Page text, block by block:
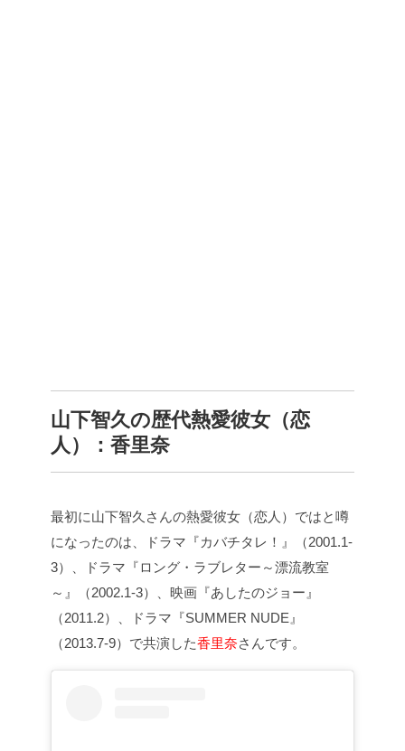
山下智久の歴代熱愛彼女（恋
人）：香里奈
最初に山下智久さんの熱愛彼女（恋人）ではと噂
になったのは、ドラマ『カバチタレ！』（2001.1-
3）、ドラマ『ロング・ラブレター～漂流教室
～』（2002.1-3）、映画『あしたのジョー』
（2011.2）、ドラマ『SUMMER NUDE』
（2013.7-9）で共演した香里奈さんです。